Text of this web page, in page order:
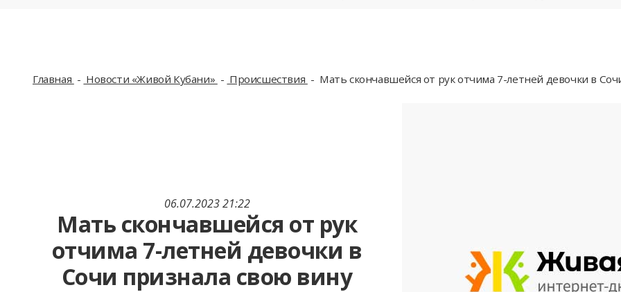
Главная Новости «Живой Кубани» Происшествия Мать скончавшейся от рук отчима 7-летней девочки в
06.07.2023 21:22
Мать скончавшейся от рук
отчима 7-летней девочки в
Сочи признала свою вину